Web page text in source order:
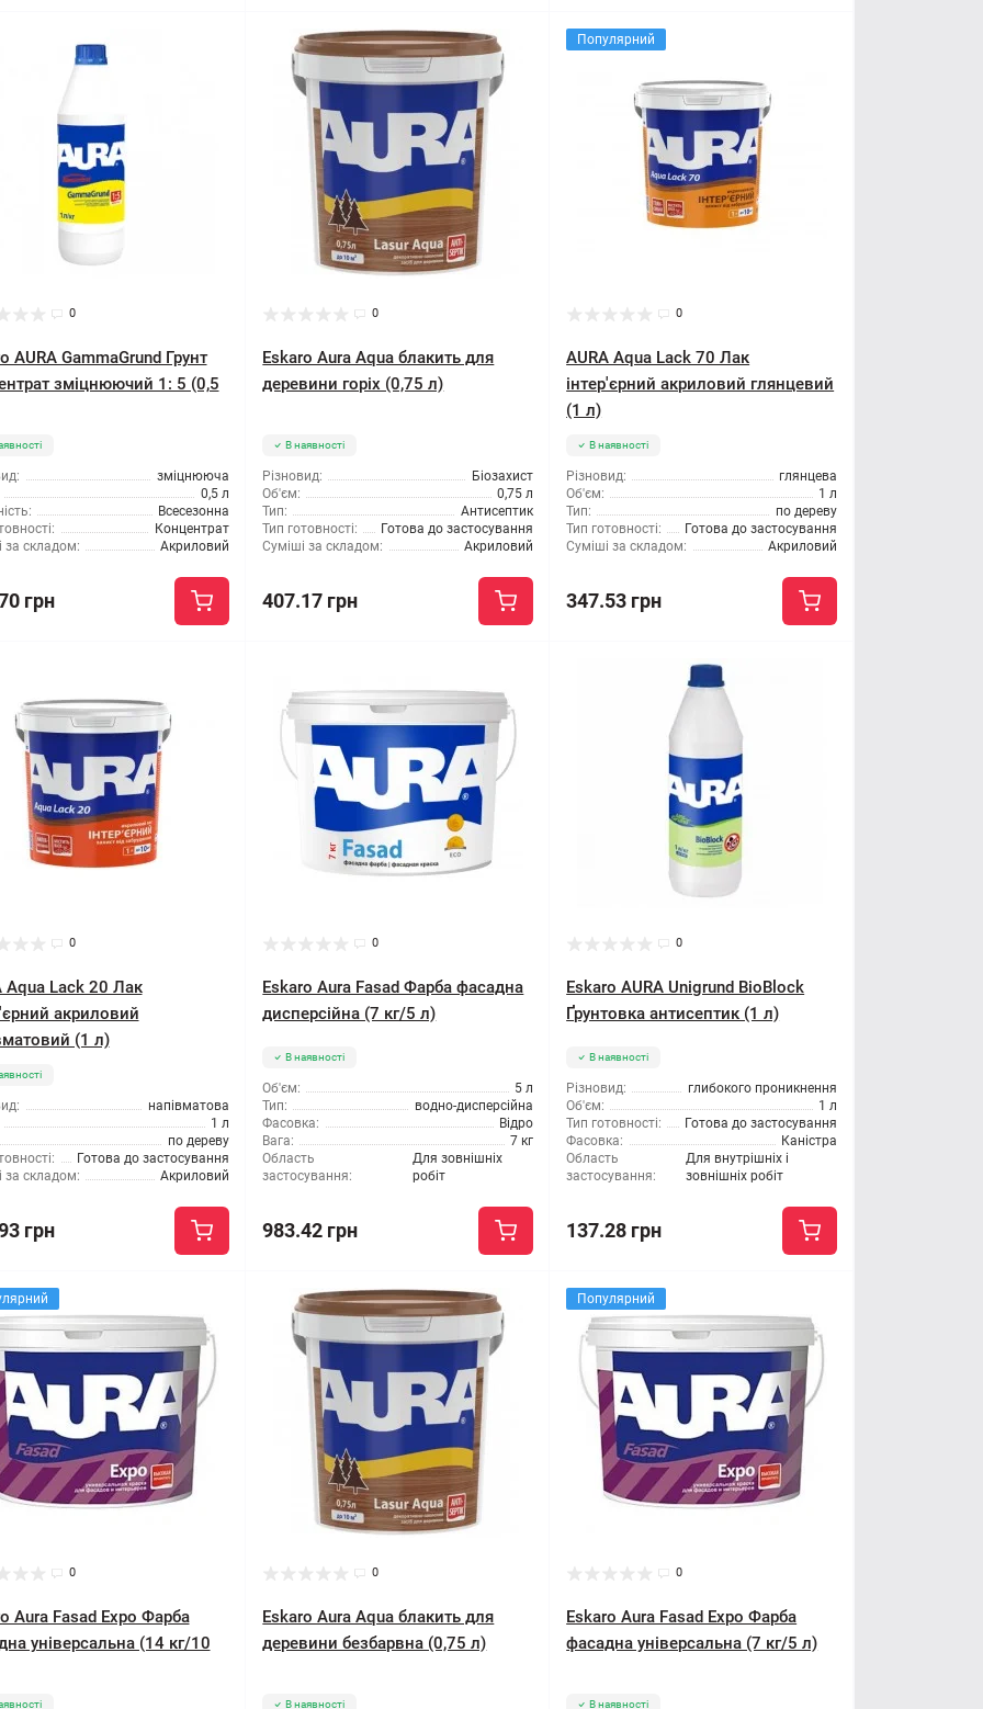
0
AURA GammaGrund Грунт
зміцнюючий 1: 5 (0,5
зміцнююча
0,5 л
Всесезонна
Концентрат
за складом:
Акриловий
грн
0
Eskaro Aura Aqua блакить для
деревини горіх (0,75 л)
В наявності
Різновид:
Біозахист
Об'єм:
0,75 л
Тип:
Антисептик
Тип готовності:
Готова до застосування
Суміші за складом:
Акриловий
407.17 грн
Популярний
0
AURA Aqua Lack 70 Лак
інтер'єрний акриловий глянцевий
(1 л)
В наявності
Різновид:
глянцева
Об'єм:
1 л
Тип:
по дереву
Тип готовності:
Готова до застосування
Суміші за складом:
Акриловий
347.53 грн
0
Aqua Lack 20 Лак
акриловий
(1 л)
напівматова
1 л
по дереву
Готова до застосування
за складом:
Акриловий
грн
0
Eskaro Aura Fasad Фарба фасадна
дисперсійна (7 кг/5 л)
В наявності
Об'єм:
5 л
Тип:
водно-дисперсійна
Фасовка:
Відро
Вага:
7 кг
Область
застосування:
Для зовнішніх
робіт
983.42 грн
0
Eskaro AURA Unigrund BioBlock
Ґрунтовка антисептик (1 л)
В наявності
Різновид:
глибокого проникнення
Об'єм:
1 л
Тип готовності:
Готова до застосування
Фасовка:
Каністра
Область
застосування:
Для внутрішніх і
зовнішніх робіт
137.28 грн
0
Aura Fasad Expo Фарба
універсальна (14 кг/10
0
Eskaro Aura Aqua блакить для
деревини безбарвна (0,75 л)
В наявності
Популярний
0
Eskaro Aura Fasad Expo Фарба
фасадна універсальна (7 кг/5 л)
В наявності